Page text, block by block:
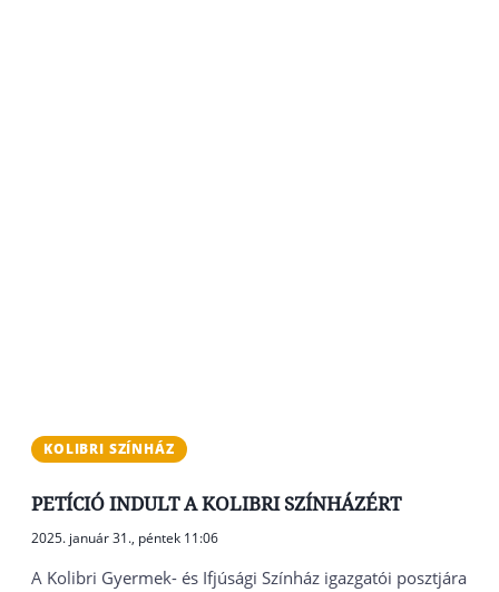
KOLIBRI SZÍNHÁZ
PETÍCIÓ INDULT A KOLIBRI SZÍNHÁZÉRT
2025. január 31., péntek 11:06
A Kolibri Gyermek- és Ifjúsági Színház igazgatói posztjára